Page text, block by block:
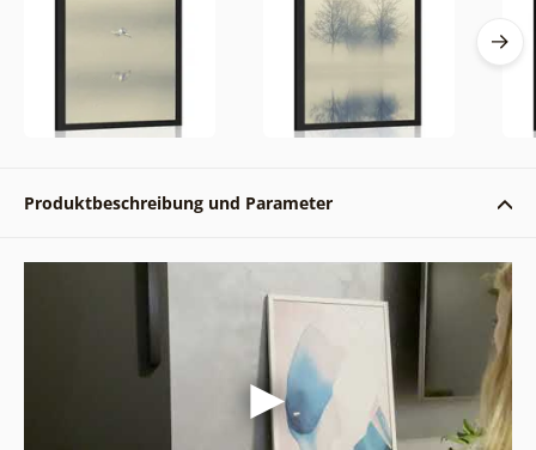
Produktbeschreibung und Parameter